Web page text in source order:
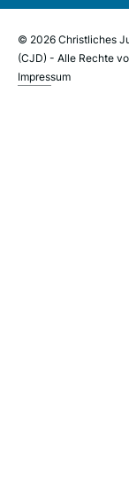
© 2026 Christliches
(CJD) - Alle Rechte
Impressum